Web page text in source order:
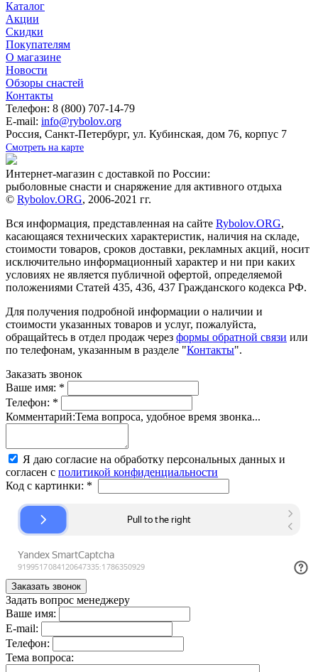
Каталог
Акции
Скидки
Покупателям
О магазине
Новости
Обзоры снастей
Контакты
Телефон: 8 (800) 707-14-79
E-mail: info@rybolov.org
Россия, Санкт-Петербург, ул. Кубинская, дом 76, корпус 7
Смотреть на карте
Интернет-магазин с доставкой по России:
рыболовные снасти и снаряжение для активного отдыха
© Rybolov.ORG, 2006-2021 гг.
Вся информация, представленная на сайте Rybolov.ORG,
касающаяся технических характеристик, наличия на складе,
стоимости товаров, сроков доставки, рекламных акций, носит
исключительно информационный характер и ни при каких
условиях не является публичной офертой, определяемой
положениями Статей 435, 436, 437 Гражданского кодекса РФ.
Для получения подробной информации о наличии и
стоимости указанных товаров и услуг, пожалуйста,
обращайтесь в отдел продаж через формы обратной связи или
по телефонам, указанным в разделе "Контакты".
Заказать звонок
Ваше имя: *
Телефон: *
Комментарий:Тема вопроса, удобное время звонка...
Я даю согласие на обработку персональных данных и
согласен с политикой конфиденциальности
Код с картинки: *
Задать вопрос менеджеру
Ваше имя:
E-mail:
Телефон:
Тема вопроса: